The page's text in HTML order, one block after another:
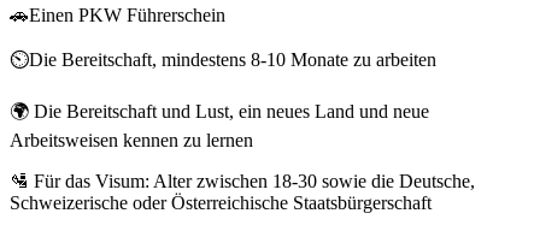
🚗Einen PKW Führerschein
⏲️Die Bereitschaft, mindestens 8-10 Monate zu arbeiten
🌍 Die Bereitschaft und Lust, ein neues Land und neue
Arbeitsweisen kennen zu lernen
🛂 Für das Visum: Alter zwischen 18-30 sowie die Deutsche,
Schweizerische oder Österreichische Staatsbürgerschaft